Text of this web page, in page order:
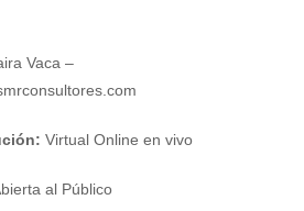
Vaca –
Virtual Online en vivo
al Público